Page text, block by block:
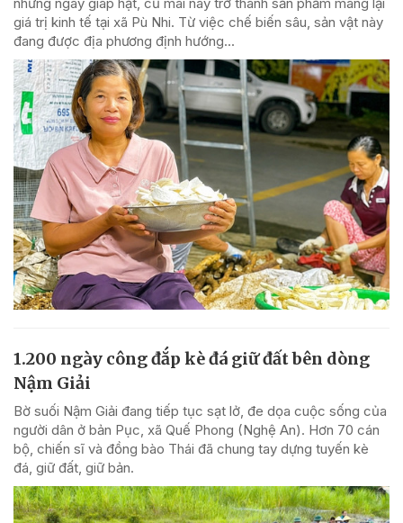
giá trị kinh tế tại xã Pù Nhi. Từ việc chế biến sâu, sản vật này
đang được địa phương định hướng...
1.200 ngày công đắp kè đá giữ đất bên dòng
Nậm Giải
Bờ suối Nậm Giải đang tiếp tục sạt lở, đe dọa cuộc sống của
người dân ở bản Pục, xã Quế Phong (Nghệ An). Hơn 70 cán
bộ, chiến sĩ và đồng bào Thái đã chung tay dựng tuyến kè
đá, giữ đất, giữ bản.